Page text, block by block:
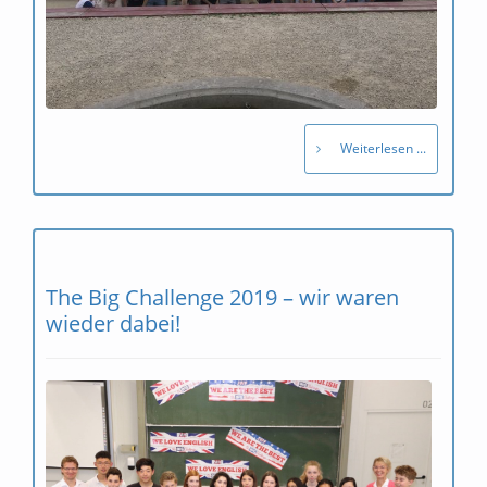
Weiterlesen ...
The Big Challenge 2019 – wir waren
wieder dabei!